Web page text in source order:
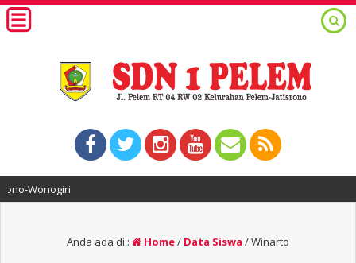
Wonogiri
Anda ada di : Home/ Data Siswa /Winarto